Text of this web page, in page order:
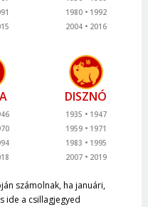
1980
1992
2004
2016
DISZNÓ
1935
1947
1959
1971
1983
1995
2007
2019
számolnak, ha januári,
ide a csillagjegyed